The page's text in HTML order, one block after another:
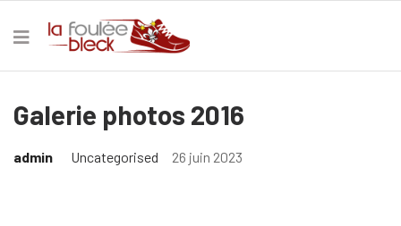
Galerie photos 2016
admin Uncategorised 26 juin 2023